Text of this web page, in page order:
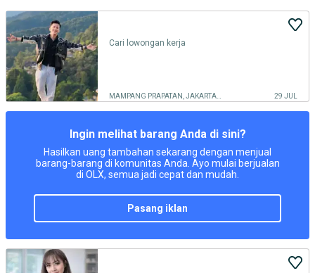
Cari lowongan kerja
29 JUL
Ingin melihat barang Anda di sini?
Hasilkan uang tambahan sekarang dengan menjual
barang-barang di komunitas Anda. Ayo mulai berjualan
di OLX, semua jadi cepat dan mudah.
pasang iklan